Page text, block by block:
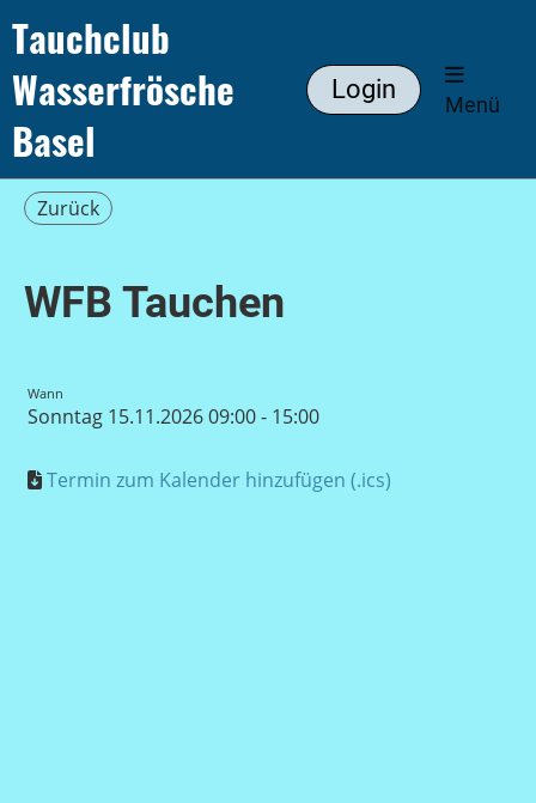
Tauchclub
Wasserfrösche
Basel
Login
Menü
Zurück
WFB Tauchen
Wann
Sonntag 15.11.2026 09:00 - 15:00
Termin zum Kalender hinzufügen (.ics)